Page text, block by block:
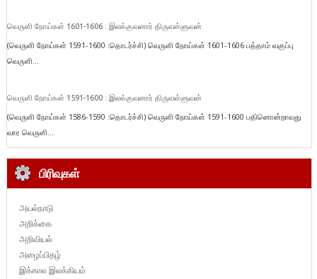
வெருளி நோய்கள் 1601-1606 : இலக்குவனார் திருவள்ளுவன்
(வெருளி நோய்கள் 1591-1600 :தொடர்ச்சி) வெருளி நோய்கள் 1601-1606 பத்தாம் வகுப்பு
வெருளி...
வெருளி நோய்கள் 1591-1600 : இலக்குவனார் திருவள்ளுவன்
(வெருளி நோய்கள் 1586-1590 :தொடர்ச்சி) வெருளி நோய்கள் 1591-1600 பதினொன்றாவது
வார வெருளி...
பிரிவுகள்
அயல்நாடு
அறிக்கை
அறிவியல்
அழைப்பிதழ்
இக்கால இலக்கியம்